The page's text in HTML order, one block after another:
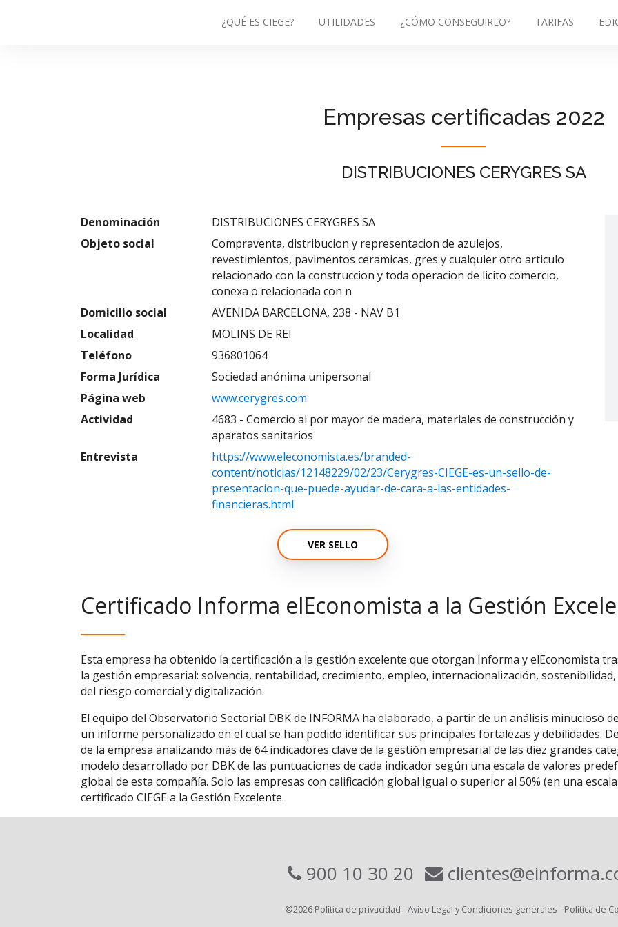
¿QUÉ ES CIEGE? UTILIDADES ¿CÓMO CONSEGUIRLO? TARIFAS
Empresas certificadas 2022
DISTRIBUCIONES CERYGRES SA
Denominación
DISTRIBUCIONES CERYGRES SA
Objeto social
Compraventa, distribucion y representacion de azulejos,
revestimientos, pavimentos ceramicas, gres y cualquier otro articulo
relacionado con la construccion y toda operacion de licito comercio,
conexa o relacionada con n
Domicilio social
AVENIDA BARCELONA, 238 - NAV B1
Localidad
MOLINS DE REI
Teléfono
936801064
Forma Jurídica
Sociedad anónima unipersonal
Página web
www.cerygres.com
Actividad
4683 - Comercio al por mayor de madera, materiales de construcción y
aparatos sanitarios
Entrevista
https://www.eleconomista.es/branded-
content/noticias/12148229/02/23/Cerygres-CIEGE-es-un-sello-de-
presentacion-que-puede-ayudar-de-cara-a-las-entidades-
financieras.html
VER SELLO
Certificado Informa elEconomista a la Gestión
Esta empresa ha obtenido la certificación a la gestión excelente que otorgan Informa y elEconomista
la gestión empresarial: solvencia, rentabilidad, crecimiento, empleo, internacionalización,
del riesgo comercial y digitalización.
El equipo del Observatorio Sectorial DBK de INFORMA ha elaborado, a partir de un análisis minucioso
un informe personalizado en el cual se han podido identificar sus principales fortalezas y debilidades.
de la empresa analizando más de 64 indicadores clave de la gestión empresarial de las diez grandes
modelo desarrollado por DBK de las puntuaciones de cada indicador según una escala de valores
global de esta compañía. Solo las empresas con calificación global igual o superior al 50% (en una
certificado CIEGE a la Gestión Excelente.
900 10 30 20
©2026 Política de privacidad -Aviso Legal y Condiciones generales - Política de